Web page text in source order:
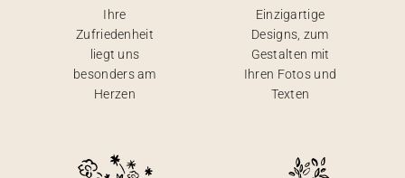
Ihre
Zufriedenheit
liegt uns
besonders am
Herzen
Einzigartige
Designs, zum
Gestalten mit
Ihren Fotos und
Texten